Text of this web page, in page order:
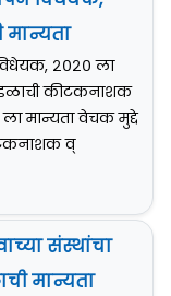
मान्यता
२०२० ला
कीटकनाशक
मान्यता वेचक मुद्दे
व्
संस्थांचा
मान्यता